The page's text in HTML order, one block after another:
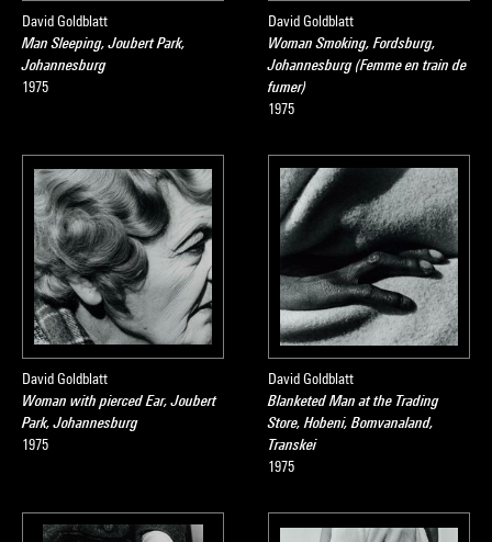
David Goldblatt
Man Sleeping, Joubert Park,
Johannesburg
1975
David Goldblatt
Woman Smoking, Fordsburg,
Johannesburg (Femme en train de
fumer)
1975
David Goldblatt
Woman with pierced Ear, Joubert
Park, Johannesburg
1975
David Goldblatt
Blanketed Man at the Trading
Store, Hobeni, Bomvanaland,
Transkei
1975